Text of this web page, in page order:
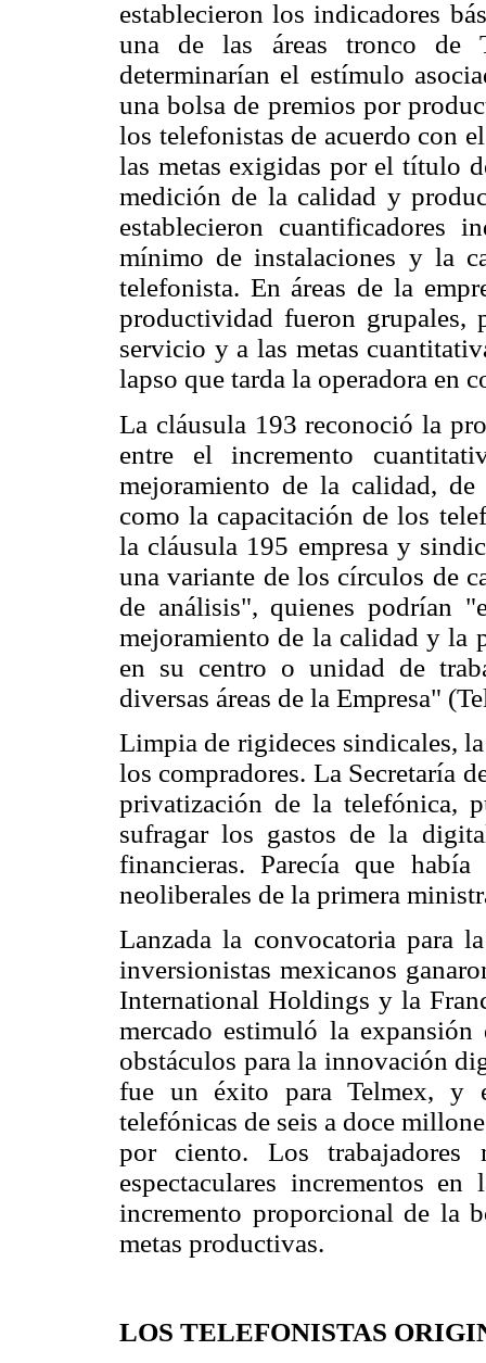
establecieron los indicadores
una de las áreas tronco de
determinarían el estímulo
una bolsa de premios por
los telefonistas de acuerdo con
las metas exigidas por el título
medición de la calidad y
establecieron cuantificadores
mínimo de instalaciones y la
telefonista. En áreas de la
productividad fueron grupales,
servicio y a las metas
lapso que tarda la operadora en
La cláusula 193 reconoció la
entre el incremento
mejoramiento de la calidad,
como la capacitación de los
la cláusula 195 empresa y
una variante de los círculos de
de análisis", quienes podrían
mejoramiento de la calidad y la
en su centro o unidad de
diversas áreas de la Empresa"
Limpia de rigideces sindicales,
los compradores. La Secretaría
privatización de la telefónica,
sufragar los gastos de la
financieras. Parecía que
neoliberales de la primera
Lanzada la convocatoria para
inversionistas mexicanos
International Holdings y la
mercado estimuló la
obstáculos para la innovación
fue un éxito para Telmex, y
telefónicas de seis a doce
por ciento. Los
espectaculares incrementos
incremento proporcional de la
metas productivas.
LOS TELEFONISTAS